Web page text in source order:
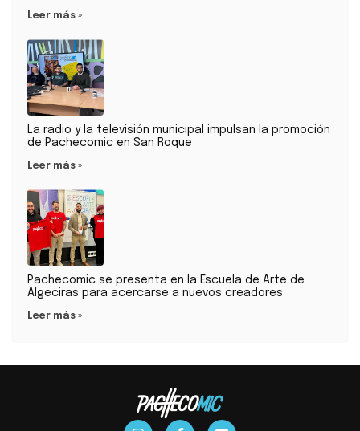
Leer más »
La radio y la televisión municipal impulsan la promoción
de Pachecomic en San Roque
Leer más »
Pachecomic se presenta en la Escuela de Arte de
Algeciras para acercarse a nuevos creadores
Leer más »